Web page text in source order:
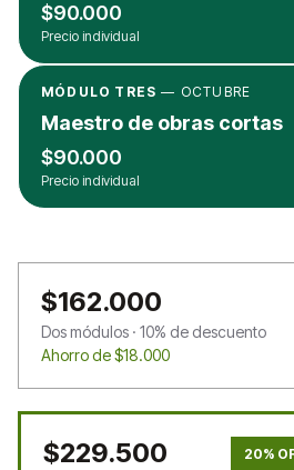
$90.000
Precio individual
MÓDULO TRES — OCTUBRE
Maestro de obras cortas
$90.000
Precio individual
$162.000
Dos módulos · 10% de descuento
Ahorro de $18.000
$229.500 20%